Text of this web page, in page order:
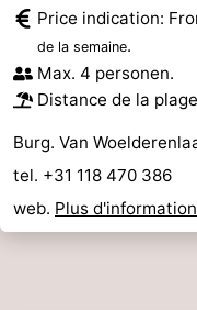
Price indication:
de la semaine.
Max. 4 personen.
Distance de la
Burg. Van
tel. +31 118 470 386
web. Plus